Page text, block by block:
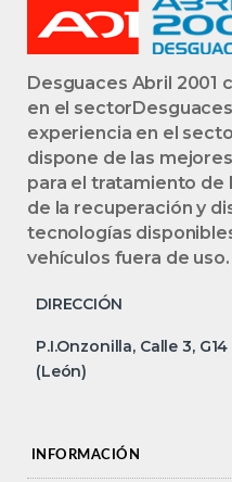
Desguaces Abril 2001
en el
experiencia en el
dispone de las
para el tratamiento de
de la recuperación y
tecnologías
vehículos fuera de uso.
DIRECCIÓN
P.I.Onzonilla, Calle 3, G14
(León)
INFORMACIÓN